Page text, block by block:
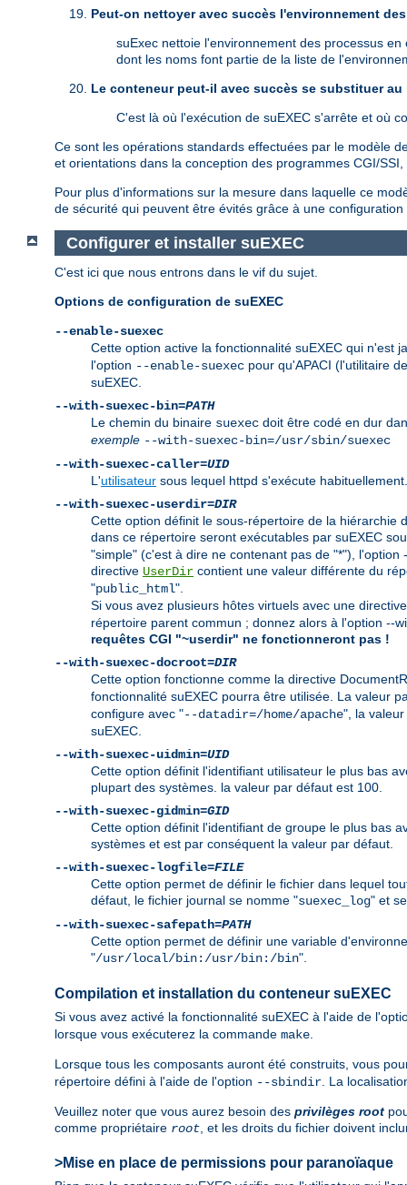
Peut-on nettoyer avec succès l'environnement
suExec nettoie l'environnement des processus
dont les noms font partie de la liste de
Le conteneur peut-il avec succès se substituer au
C'est là où l'exécution de suEXEC s'arrête et où
Ce sont les opérations standards effectuées par le modèle
et orientations dans la conception des programmes CGI/
Pour plus d'informations sur la mesure dans laquelle ce
de sécurité qui peuvent être évités grâce à une
Configurer et installer suEXEC
C'est ici que nous entrons dans le vif du sujet.
Options de configuration de suEXEC
--enable-suexec
Cette option active la fonctionnalité suEXEC qui n'est
l'option --enable-suexec pour qu'APACI (l'utilitaire
suEXEC.
--with-suexec-bin=PATH
Le chemin du binaire suexec doit être codé en dur
exemple --with-suexec-bin=/usr/sbin/suexec
--with-suexec-caller=UID
L'utilisateur sous lequel httpd s'exécute
--with-suexec-userdir=DIR
Cette option définit le sous-répertoire de la hiérarchie
dans ce répertoire seront exécutables par suEXEC
"simple" (c'est à dire ne contenant pas de "*"),
directive UserDir contient une valeur différente du
"public_html".
Si vous avez plusieurs hôtes virtuels avec une
répertoire parent commun ; donnez alors à l'option --
requêtes CGI "~userdir" ne fonctionneront pas !
--with-suexec-docroot=DIR
Cette option fonctionne comme la directive
fonctionnalité suEXEC pourra être utilisée. La valeur
configure avec "--datadir=/home/apache", la valeur
suEXEC.
--with-suexec-uidmin=UID
Cette option définit l'identifiant utilisateur le plus bas
plupart des systèmes. la valeur par défaut est 100.
--with-suexec-gidmin=GID
Cette option définit l'identifiant de groupe le plus bas
systèmes et est par conséquent la valeur par défaut.
--with-suexec-logfile=FILE
Cette option permet de définir le fichier dans lequel
défaut, le fichier journal se nomme "suexec_log" et
--with-suexec-safepath=PATH
Cette option permet de définir une variable
"/usr/local/bin:/usr/bin:/bin".
Compilation et installation du conteneur suEXEC
Si vous avez activé la fonctionnalité suEXEC à l'aide de
lorsque vous exécuterez la commande make
Lorsque tous les composants auront été construits, vous
répertoire défini à l'aide de l'option --sbindir . La
Veuillez noter que vous aurez besoin des privilèges root
comme propriétaire root , et les droits du fichier doivent
>Mise en place de permissions pour paranoïaque